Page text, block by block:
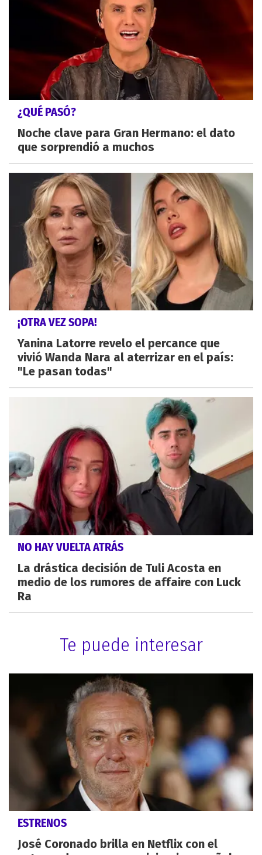
¿QUÉ PASÓ?
Noche clave para Gran Hermano: el dato
que sorprendió a muchos
¡OTRA VEZ SOPA!
Yanina Latorre revelo el percance que
vivió Wanda Nara al aterrizar en el país:
"Le pasan todas"
NO HAY VUELTA ATRÁS
La drástica decisión de Tuli Acosta en
medio de los rumores de affaire con Luck
Ra
Te puede interesar
ESTRENOS
José Coronado brilla en Netflix con el